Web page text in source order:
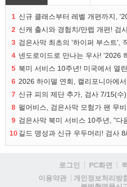
1
2 신캐 출시와 경험치/만렙 개편! 검
3 검은사막 최초의 '하이퍼 부스트',
4
5 북미 서비스 10주년! 미국에서 열
6 2026 하이델 연회, 캘리포니아에
7 신규 피의 제단 추가, 검사 7/15(수
8
9
10길드 명성과 신규 우두머리! 검사
로그인 PC화면
이용약관
개인정보처리방